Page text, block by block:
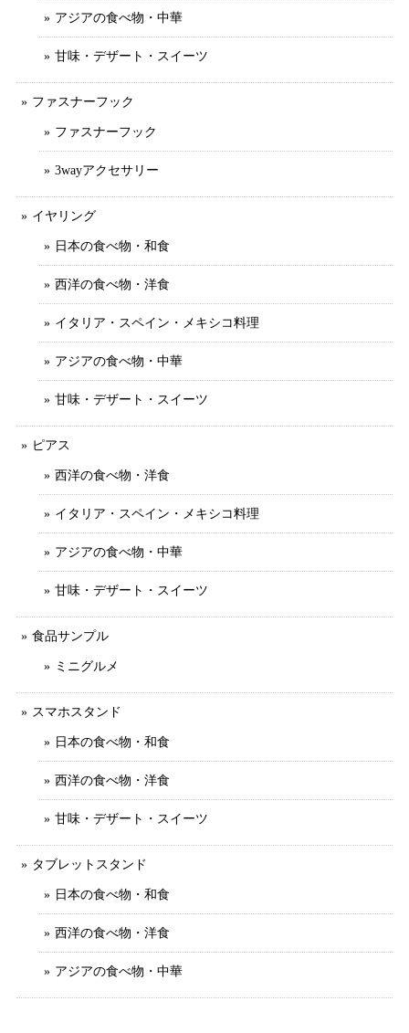
アジアの食べ物・中華
甘味・デザート・スイーツ
ファスナーフック
ファスナーフック
3wayアクセサリー
イヤリング
日本の食べ物・和食
西洋の食べ物・洋食
イタリア・スペイン・メキシコ料理
アジアの食べ物・中華
甘味・デザート・スイーツ
ピアス
西洋の食べ物・洋食
イタリア・スペイン・メキシコ料理
アジアの食べ物・中華
甘味・デザート・スイーツ
食品サンプル
ミニグルメ
スマホスタンド
日本の食べ物・和食
西洋の食べ物・洋食
甘味・デザート・スイーツ
タブレットスタンド
日本の食べ物・和食
西洋の食べ物・洋食
アジアの食べ物・中華